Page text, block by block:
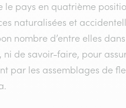
le pays en quatrième
naturalisées et
nombre d’entre elles
ni de savoir-faire, pour
par les assemblages de